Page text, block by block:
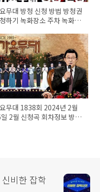
무대 방청 신청 방법 방청권
하기 녹화장소 주차 녹화시
무대 1838회 2024년 2월
2월 신청곡 회차정보 방송
비한 잡학